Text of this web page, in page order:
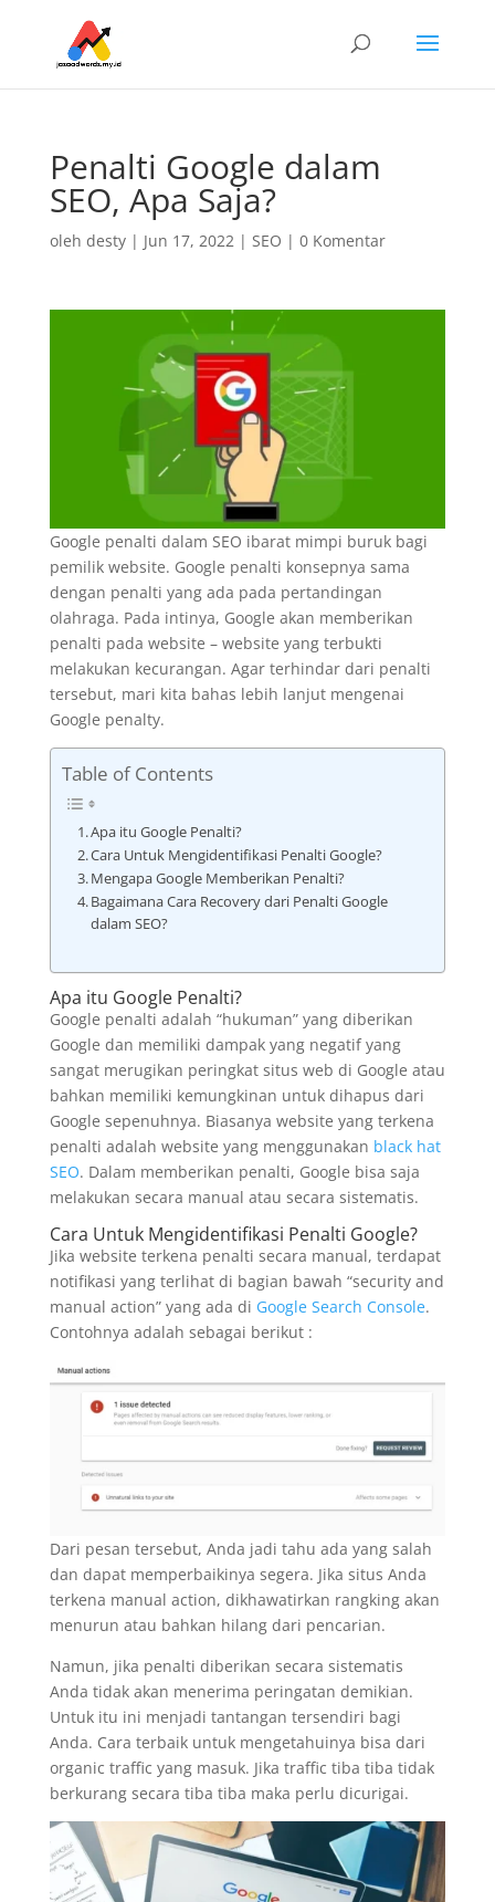
Penalti Google dalam
SEO, Apa Saja?
oleh desty| Jun 17, 2022| SEO | 0 Komentar
Google penalti dalam SEO ibarat mimpi buruk bagi
pemilik website. Google penalti konsepnya sama
dengan penalti yang ada pada pertandingan
olahraga. Pada intinya, Google akan memberikan
penalti pada website – website yang terbukti
melakukan kecurangan. Agar terhindar dari penalti
tersebut, mari kita bahas lebih lanjut mengenai
Google penalty.
Table of Contents
Apa itu Google Penalti?
Cara Untuk Mengidentifikasi Penalti Google?
Mengapa Google Memberikan Penalti?
Bagaimana Cara Recovery dari Penalti Google
dalam SEO?
Apa itu Google Penalti?
Google penalti adalah “hukuman” yang diberikan
Google dan memiliki dampak yang negatif yang
sangat merugikan peringkat situs web di Google atau
bahkan memiliki kemungkinan untuk dihapus dari
Google sepenuhnya. Biasanya website yang terkena
penalti adalah website yang menggunakan black hat
SEO. Dalam memberikan penalti, Google bisa saja
melakukan secara manual atau secara sistematis.
Cara Untuk Mengidentifikasi Penalti Google?
Jika website terkena penalti secara manual, terdapat
notifikasi yang terlihat di bagian bawah “security and
manual action” yang ada di Google Search Console.
Contohnya adalah sebagai berikut :
Dari pesan tersebut, Anda jadi tahu ada yang salah
dan dapat memperbaikinya segera. Jika situs Anda
terkena manual action, dikhawatirkan rangking akan
menurun atau bahkan hilang dari pencarian.
Namun, jika penalti diberikan secara sistematis
Anda tidak akan menerima peringatan demikian.
Untuk itu ini menjadi tantangan tersendiri bagi
Anda. Cara terbaik untuk mengetahuinya bisa dari
organic traffic yang masuk. Jika traffic tiba tiba tidak
berkurang secara tiba tiba maka perlu dicurigai.